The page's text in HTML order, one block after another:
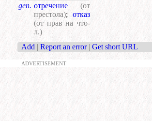
gen. отречение
(от
престола);отказ
(от прав на что-
л.)
Add | Report an error | Get short URL
ADVERTISEMENT